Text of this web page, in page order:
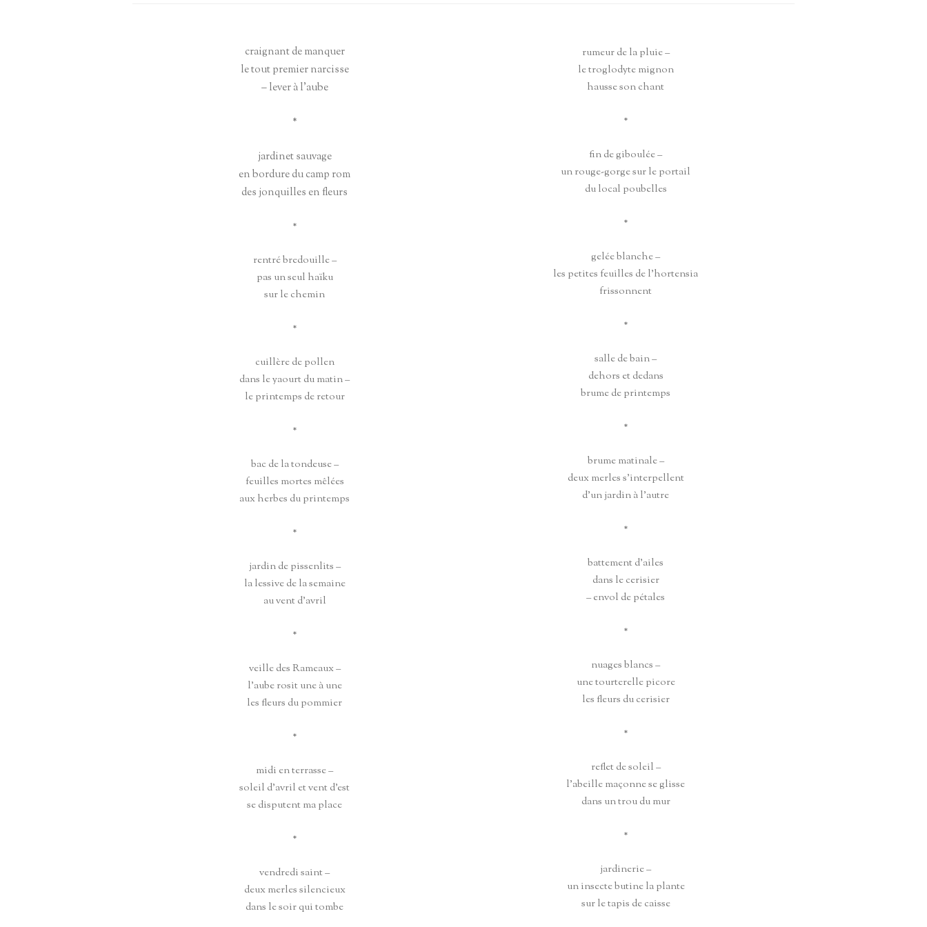
craignant de manquer
le tout premier narcisse
– lever à l’aube
*
jardinet sauvage
en bordure du camp rom
des jonquilles en fleurs
*
rentré bredouille –
pas un seul haïku
sur le chemin
*
cuillère de pollen
dans le yaourt du matin –
le printemps de retour
*
bac de la tondeuse –
feuilles mortes mêlées
aux herbes du printemps
*
jardin de pissenlits –
la lessive de la semaine
au vent d’avril
*
veille des Rameaux –
l’aube rosit une à une
les fleurs du pommier
*
midi en terrasse –
soleil d’avril et vent d’est
se disputent ma place
*
vendredi saint –
deux merles silencieux
dans le soir qui tombe
rumeur de la pluie –
le troglodyte mignon
hausse son chant
*
fin de giboulée –
un rouge-gorge sur le portail
du local poubelles
*
gelée blanche –
les petites feuilles de l’hortensia
frissonnent
*
salle de bain –
dehors et dedans
brume de printemps
*
brume matinale –
deux merles s’interpellent
d’un jardin à l’autre
*
battement d’ailes
dans le cerisier
– envol de pétales
*
nuages blancs –
une tourterelle picore
les fleurs du cerisier
*
reflet de soleil –
l’abeille maçonne se glisse
dans un trou du mur
*
jardinerie –
un insecte butine la plante
sur le tapis de caisse